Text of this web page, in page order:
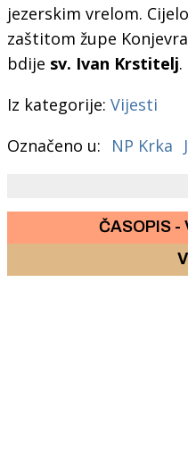
jezerskim vrelom.
zaštitom župe
bdije sv. Ivan Krstitelj.
Iz kategorije: Vijesti
Označeno u:
NP Krka
ČASOPIS -